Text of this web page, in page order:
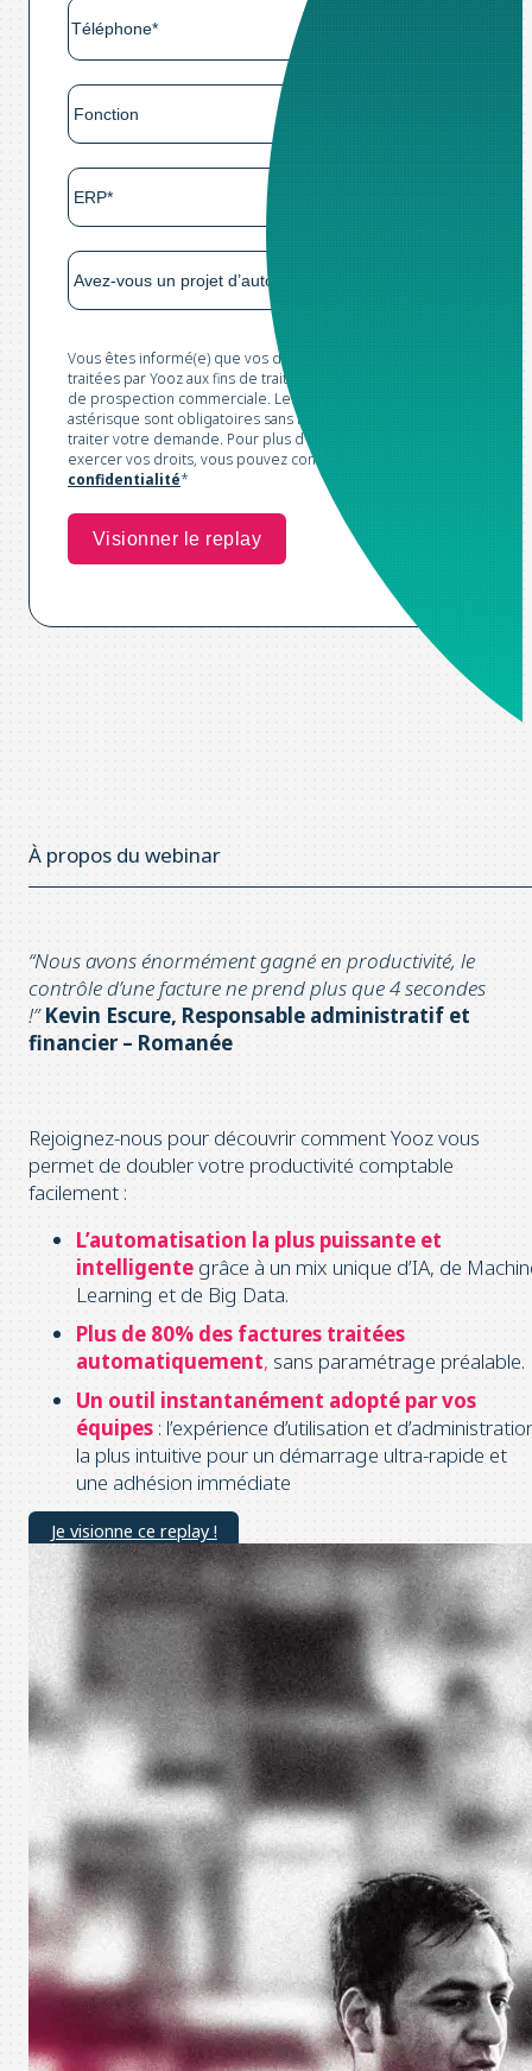
Vous êtes informé(e) que vos données sont collectées et
traitées par Yooz aux fins de traitement de votre demande et
de prospection commerciale. Les champs marqués d'un
astérisque sont obligatoires sans lesquels nous ne pourrions
traiter votre demande. Pour plus d'informations et pour
exercer vos droits, vous pouvez consulter notrePolitique de
confidentialité*
À propos du webinar
“Nous avons énormément gagné en productivité, le
contrôle d’une facture ne prend plus que 4 secondes
!” Kevin Escure, Responsable administratif et
financier – Romanée
Rejoignez-nous pour découvrir comment Yooz vous
permet de doubler votre productivité comptable
facilement :
L’automatisation la plus puissante et
intelligente grâce à un mix unique d’IA, de
Learning et de Big Data.
Plus de 80% des factures traitées
automatiquement, sans paramétrage préalable.
Un outil instantanément adopté par vos
équipes : l’expérience d’utilisation et
la plus intuitive pour un démarrage ultra-rapide et
une adhésion immédiate
Je visionne ce replay !